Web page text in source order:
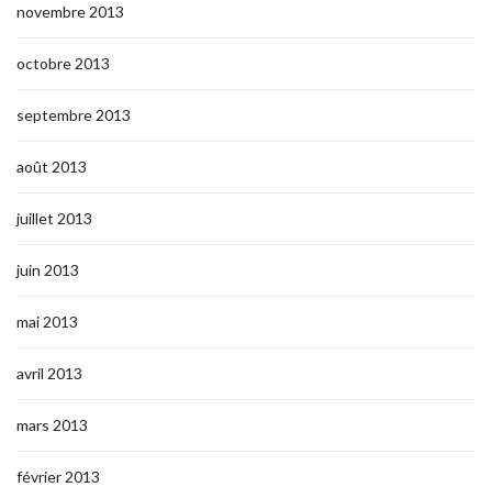
novembre 2013
octobre 2013
septembre 2013
août 2013
juillet 2013
juin 2013
mai 2013
avril 2013
mars 2013
février 2013